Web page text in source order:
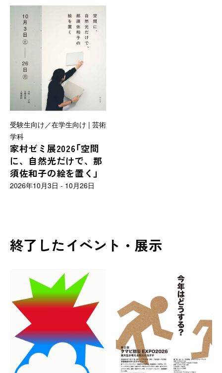
受験生向け／在学生向け | 芸術
学科
家村ゼミ展2026「空間
に、自然光だけで、那
須佐和子の絵を置く」
2026年10月3日 - 10月26日
終了したイベント・展示